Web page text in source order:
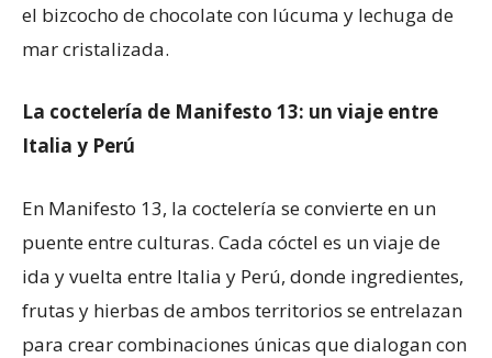
el bizcocho de chocolate con lúcuma y lechuga de
mar cristalizada.
La coctelería de Manifesto 13: un viaje entre
Italia y Perú
En Manifesto 13, la coctelería se convierte en un
puente entre culturas. Cada cóctel es un viaje de
ida y vuelta entre Italia y Perú, donde ingredientes,
frutas y hierbas de ambos territorios se entrelazan
para crear combinaciones únicas que dialogan con